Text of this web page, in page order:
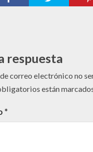
respuesta
correo electrónico no
están
*